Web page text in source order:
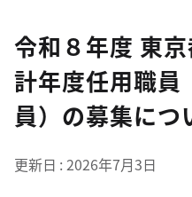
令和８年度 東
計年度任用職員
員）の募集につ
更新日 2026年7月3日